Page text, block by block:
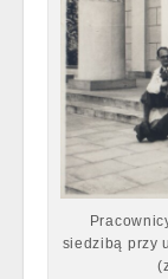
siedzibą przy